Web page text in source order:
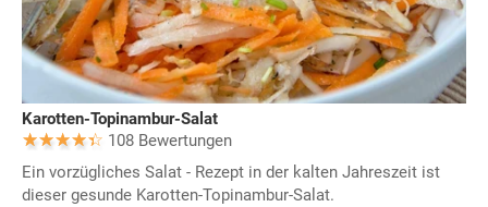
Karotten-Topinambur-Salat
108 Bewertungen
Ein vorzügliches Salat - Rezept in der kalten Jahreszeit ist
dieser gesunde Karotten-Topinambur-Salat.